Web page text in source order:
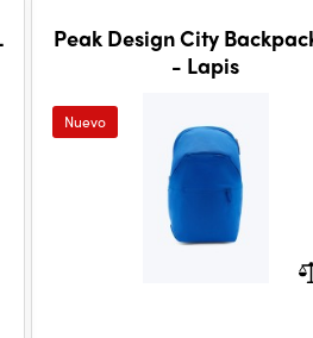
Peak Design City
- Lapis
Nuevo